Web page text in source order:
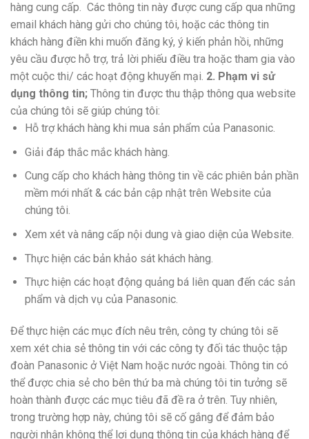
hàng cung cấp. Các thông tin này được cung cấp qua những
email khách hàng gửi cho chúng tôi, hoặc các thông tin
khách hàng điền khi muốn đăng ký, ý kiến phản hồi, những
yêu cầu được hỗ trợ, trả lời phiếu điều tra hoặc tham gia vào
một cuộc thi/ các hoạt động khuyến mại. 2. Phạm vi sử
dụng thông tin; Thông tin được thu thập thông qua website
của chúng tôi sẽ giúp chúng tôi:
Hỗ trợ khách hàng khi mua sản phẩm của Panasonic.
Giải đáp thắc mắc khách hàng.
Cung cấp cho khách hàng thông tin về các phiên bản phần
mềm mới nhất & các bản cập nhật trên Website của
chúng tôi.
Xem xét và nâng cấp nội dung và giao diện của Website.
Thực hiện các bản khảo sát khách hàng.
Thực hiện các hoạt động quảng bá liên quan đến các sản
phẩm và dịch vụ của Panasonic.
Để thực hiện các mục đích nêu trên, công ty chúng tôi sẽ
xem xét chia sẻ thông tin với các công ty đối tác thuộc tập
đoàn Panasonic ở Việt Nam hoặc nước ngoài. Thông tin có
thể được chia sẻ cho bên thứ ba mà chúng tôi tin tưởng sẽ
hoàn thành được các mục tiêu đã đề ra ở trên. Tuy nhiên,
trong trường hợp này, chúng tôi sẽ cố gắng để đảm bảo
người nhận không thể lợi dụng thông tin của khách hàng để